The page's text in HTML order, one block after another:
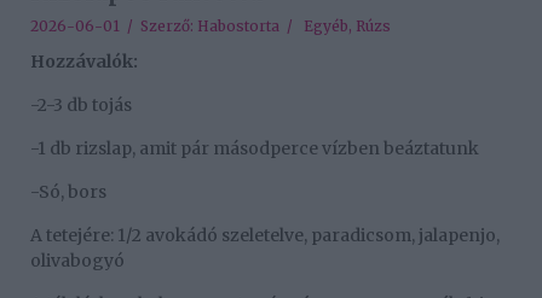
2026-06-01 / Szerző: Habostorta / Egyéb, Rúzs
Hozzávalók:
-2-3 db tojás
-1 db rizslap, amit pár másodperce vízben beáztatunk
-Só, bors
A tetejére: 1/2 avokádó szeletelve, paradicsom, jalapenjo,
olivabogyó